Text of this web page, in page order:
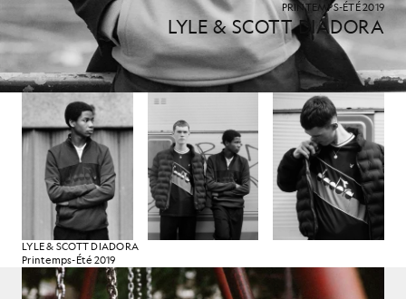
PRINTEMPS-ÉTÉ 2019
LYLE & SCOTT DIADORA
LYLE & SCOTT DIADORA
Printemps-Été 2019